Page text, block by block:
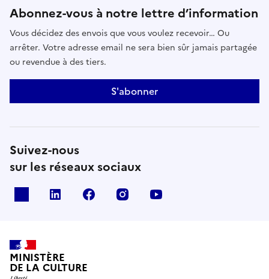
Abonnez-vous à notre lettre d’information
Vous décidez des envois que vous voulez recevoir… Ou
arrêter. Votre adresse email ne sera bien sûr jamais partagée
ou revendue à des tiers.
S'abonner
Suivez-nous
sur les réseaux sociaux
linkedin facebook instagram
MINISTÈRE
DE LA CULTURE